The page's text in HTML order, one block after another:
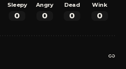
Sleepy
0
Angry
0
Dead
0
Wink
0